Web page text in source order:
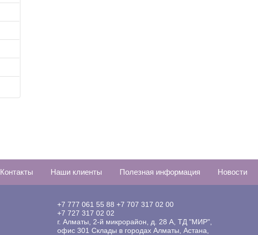
Контакты Наши клиенты Полезная информация Новости
+7 777 061 55 88 +7 707 317 02 00
+7 727 317 02 02
г. Алматы, 2-й микрорайон, д. 28 А, ТД "МИР",
офис 301 Склады в городах Алматы, Астана,